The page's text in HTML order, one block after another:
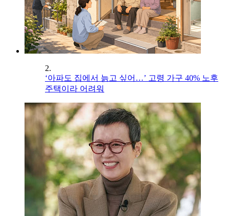
2.
‘아파도 집에서 늙고 싶어…’ 고령 가구 40% 노후
주택이라 어려워